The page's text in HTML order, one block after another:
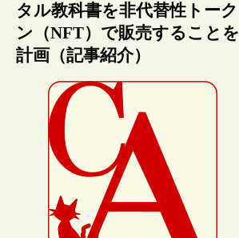
タル教科書を非代替性トーク
ン（NFT）で販売することを
計画（記事紹介）